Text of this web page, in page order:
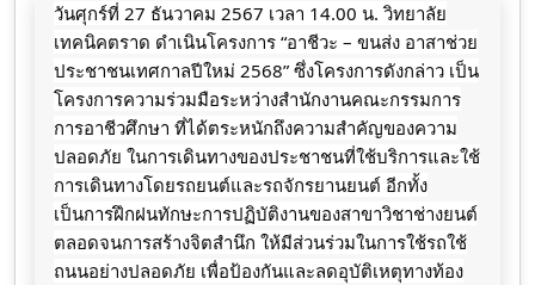
วันศุกร์ที่ 27 ธันวาคม 2567 เวลา 14.00 น. วิทยาลัย
เทคนิคตราด ดำเนินโครงการ “อาชีวะ – ขนส่ง อาสาช่วย
ประชาชนเทศกาลปีใหม่ 2568” ซึ่งโครงการดังกล่าว เป็น
โครงการความร่วมมือระหว่างสำนักงานคณะกรรมการ
การอาชีวศึกษา ที่ได้ตระหนักถึงความสำคัญของความ
ปลอดภัย ในการเดินทางของประชาชนที่ใช้บริการและใช้
การเดินทางโดยรถยนต์และรถจักรยานยนต์ อีกทั้ง
เป็นการฝึกฝนทักษะการปฏิบัติงานของสาขาวิชาช่างยนต์
ตลอดจนการสร้างจิตสำนึก ให้มีส่วนร่วมในการใช้รถใช้
ถนนอย่างปลอดภัย เพื่อป้องกันและลดอุบัติเหตุทางท้อง